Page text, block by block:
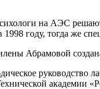
на АЭС
году, тогда же
Абрамовой
руководство
академии